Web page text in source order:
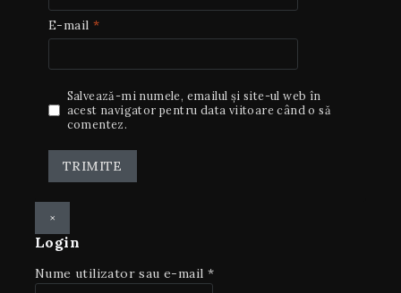
E-mail *
Salvează-mi numele, emailul și site-ul web în
acest navigator pentru data viitoare când o să
comentez.
×
Login
Nume utilizator sau e-mail *